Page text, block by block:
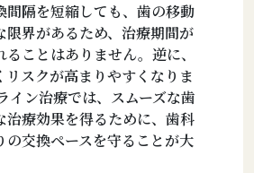
間隔を短縮しても、歯の移動
限界があるため、治療期間が
ことはありません。逆に、
リスクが高まりやすくなりま
イン治療では、スムーズな歯
治療効果を得るために、歯科
の交換ペースを守ることが大